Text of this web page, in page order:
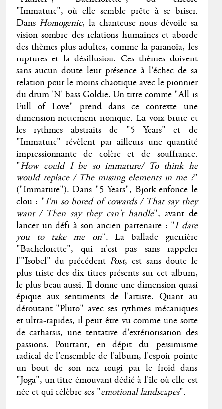
"Immature", où elle semble prête à se briser.
Dans Homogenic, la chanteuse nous dévoile sa
vision sombre des relations humaines et aborde
des thèmes plus adultes, comme la paranoïa, les
ruptures et la désillusion. Ces thèmes doivent
sans aucun doute leur présence à l'échec de sa
relation pour le moins chaotique avec le pionnier
du drum 'N' bass Goldie. Un titre comme "All is
Full of Love" prend dans ce contexte une
dimension nettement ironique. La voix brute et
les rythmes abstraits de "5 Years" et de
"Immature" révèlent par ailleurs une quantité
impressionnante de colère et de souffrance.
"How could I be so immature/ To think he
would replace / The missing elements in me ?"
("Immature"). Dans "5 Years", Björk enfonce le
clou : "I'm so bored of cowards / That say they
want / Then say they can't handle", avant de
lancer un défi à son ancien partenaire : "I dare
you to take me on". La ballade guerrière
"Bachelorette", qui n'est pas sans rappeler
l'"Isobel" du précédent Post, est sans doute le
plus triste des dix titres présents sur cet album,
le plus beau aussi. Il donne une dimension quasi
épique aux sentiments de l'artiste. Quant au
déroutant "Pluto" avec ses rythmes mécaniques
et ultra-rapides, il peut être vu comme une sorte
de catharsis, une tentative d'extériorisation des
passions. Pourtant, en dépit du pessimisme
radical de l'ensemble de l'album, l'espoir pointe
un bout de son nez rougi par le froid dans
"Joga", un titre émouvant dédié à l'île où elle est
née et qui célèbre ses "emotional landscapes".